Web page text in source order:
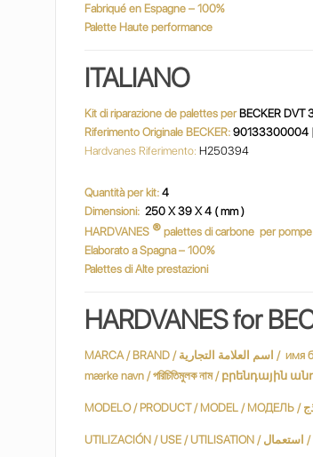
Fabriqué en Espagne – 100%
Palette Haute performance
ITALIANO
Kit di riparazione de palettes per BECKER DVT
Riferimento Originale BECKER:90133300004
Hardvanes Riferimento: H250394
Quantità per kit:4
Dimensioni: 250 X 39 X 4 ( mm )
HARDVANES ®palettes di carbone per
Elaborato a Spagna – 100%
Palettes di Alte prestazioni
HARDVANES for
MARCA / BRAND / اسم العلامة التجارية / имя бренда / Markenname / Marque / שם מותג / márkanév / marchio / ブランド名 / merknaam / Nazwa handlowa / nume de marcă / varumärke / marka adı / Марка /
mærke navn / পরিচিতিমুলক নাম / բրենդային